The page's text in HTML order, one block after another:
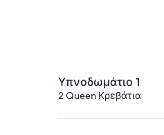
Υπνοδωμάτιο 1
2 Queen Κρεβάτια